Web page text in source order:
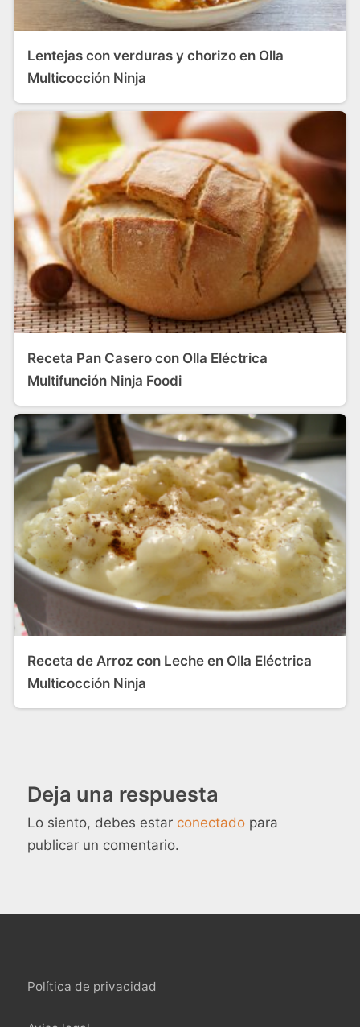
Lentejas con verduras y chorizo en Olla
Multicocción Ninja
Receta Pan Casero con Olla Eléctrica
Multifunción Ninja Foodi
Receta de Arroz con Leche en Olla Eléctrica
Multicocción Ninja
Deja una respuesta
Lo siento, debes estar conectado para
publicar un comentario.
Política de privacidad